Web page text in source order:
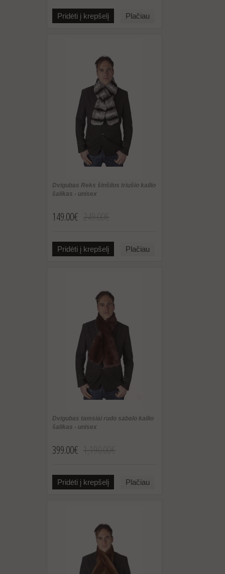
Pridėti į krepšelį Plačiau
Dvigubas Reks šinšilos triušio kailio
šalikas - unisex
149.00€
Pridėti į krepšelį Plačiau
Dvigubas tamsiai rudo sabalo kailio
šalikas - unisex
399.00€
Pridėti į krepšelį Plačiau